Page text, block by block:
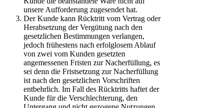
unsere Aufforderung zugesendet hat.
Der Kunde kann Rücktritt vom Vertrag oder
Herabsetzung der Vergütung nach den
gesetzlichen Bestimmungen verlangen,
jedoch frühestens nach erfolglosem Ablauf
von zwei vom Kunden gesetzten
angemessenen Fristen zur Nacherfüllung, es
sei denn die Fristsetzung zur Nacherfüllung
ist nach den gesetzlichen Vorschriften
entbehrlich. Im Fall des Rücktritts haftet der
Kunde für die Verschlechterung, den